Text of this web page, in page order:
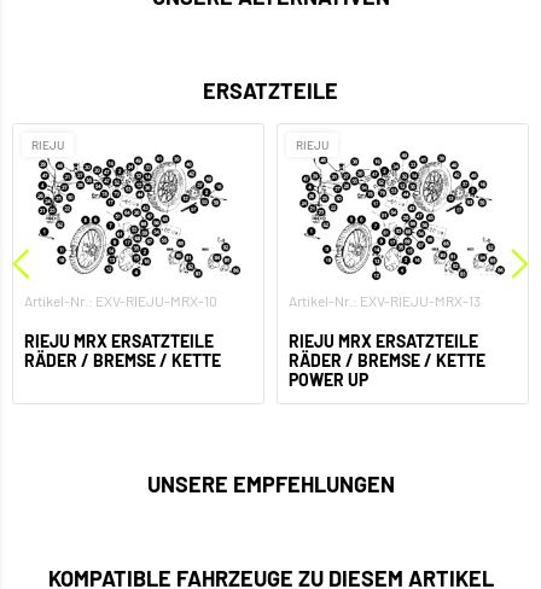
ERSATZTEILE
RIEJU
Artikel-Nr.: EXV-RIEJU-MRX-10
RIEJU MRX ERSATZTEILE
RÄDER / BREMSE / KETTE
RIEJU
Artikel-Nr.: EXV-RIEJU-MRX-13
RIEJU MRX ERSATZTEILE
RÄDER / BREMSE / KETTE
POWER UP
UNSERE EMPFEHLUNGEN
KOMPATIBLE FAHRZEUGE ZU DIESEM ARTIKEL